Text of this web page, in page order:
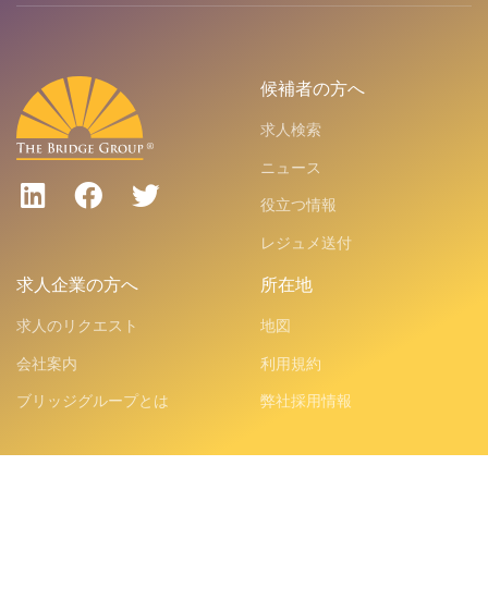
候補者の方へ
求人検索
ニュース
役立つ情報
レジュメ送付
求人企業の方へ
求人のリクエスト
会社案内
ブリッジグループとは
所在地
地図
利用規約
弊社採用情報